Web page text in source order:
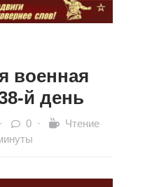
военная
й день
· 0 ·
Чтение